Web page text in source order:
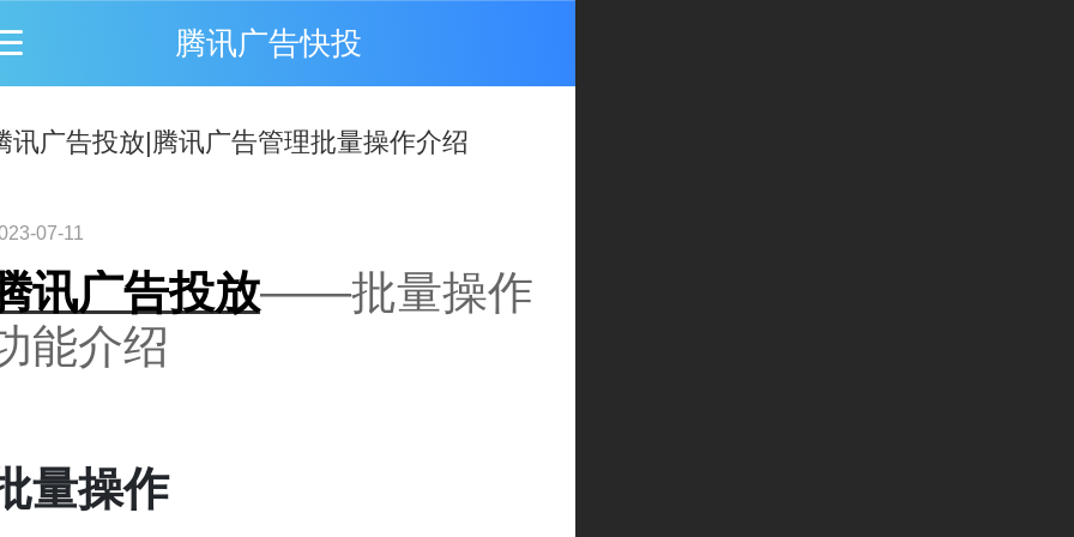
腾讯广告快投
讯广告投放|腾讯广告管理批量操作介绍
07-11
讯广告投放——批量操作
能介绍
量操作